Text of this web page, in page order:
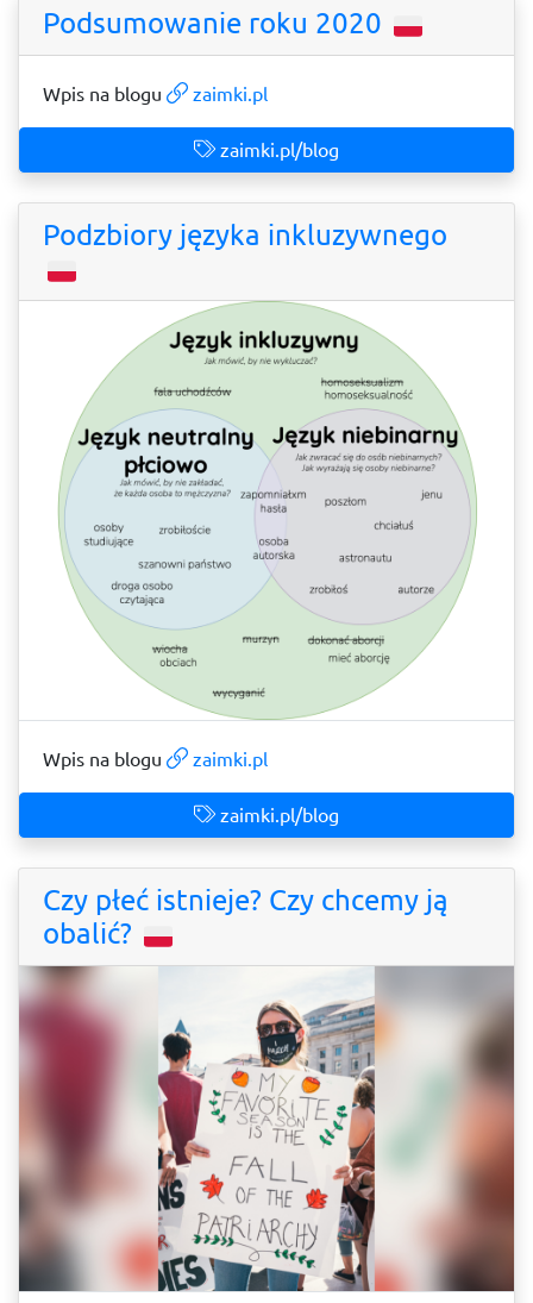
Podsumowanie roku 2020
Wpis na blogu zaimki.pl
zaimki.pl/blog
Podzbiory języka inkluzywnego
Wpis na blogu zaimki.pl
zaimki.pl/blog
Czy płeć istnieje? Czy chcemy ją
obalić?